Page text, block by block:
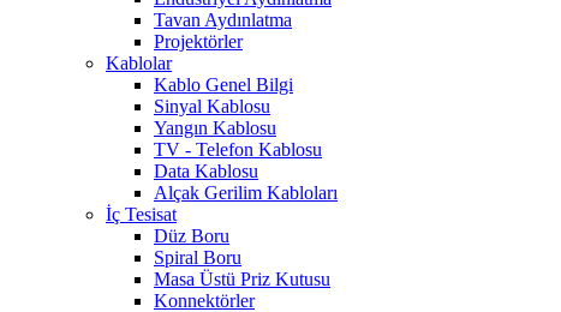
Tavan Aydınlatma
Projektörler
Kablolar
Kablo Genel Bilgi
Sinyal Kablosu
Yangın Kablosu
TV - Telefon Kablosu
Data Kablosu
Alçak Gerilim Kabloları
İç Tesisat
Düz Boru
Spiral Boru
Masa Üstü Priz Kutusu
Konnektörler